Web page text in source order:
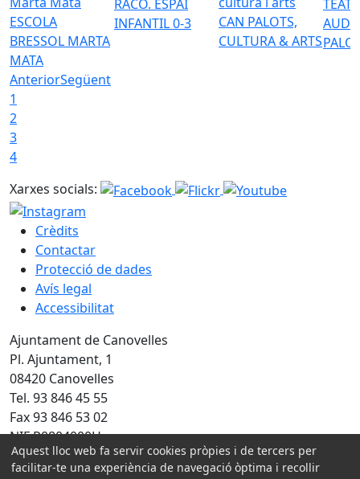
ESCOLA
BRESSOL MARTA
MATA
RACÓ. ESPAI
INFANTIL 0-3
CAN PALOTS,
CULTURA & ARTS
AnteriorSegüent
1
2
3
4
Xarxes socials:
Crèdits
Contactar
Protecció de dades
Avís legal
Accessibilitat
Ajuntament de Canovelles
Pl. Ajuntament, 1
08420 Canovelles
Tel. 93 846 45 55
Fax 93 846 53 02
NIF P0804000H
Amb la col·laboració de:
Aquest lloc web fa servir cookies pròpies i de tercers per
facilitar-te una experiència de navegació òptima i recollir